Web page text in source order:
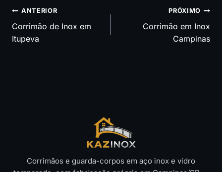
Navegação
de
ANTERIOR
Corrimão de Inox em
Itupeva
PRÓXIMO
Corrimão em Inox
Campinas
Corrimãos e guarda-corpos em aço inox e vidro